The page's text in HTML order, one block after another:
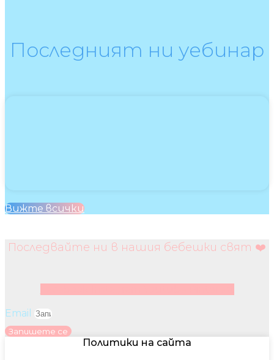
Последният ни уебинар
Вижте всички
Последвайте ни в нашия бебешки свят ❤️
Email
Запишете се
Политики на сайта